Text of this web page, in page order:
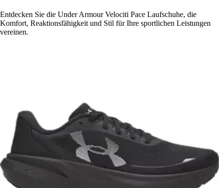
Entdecken Sie die Under Armour Velociti Pace Laufschuhe, die
Komfort, Reaktionsfähigkeit und Stil für Ihre sportlichen Leistungen
vereinen.